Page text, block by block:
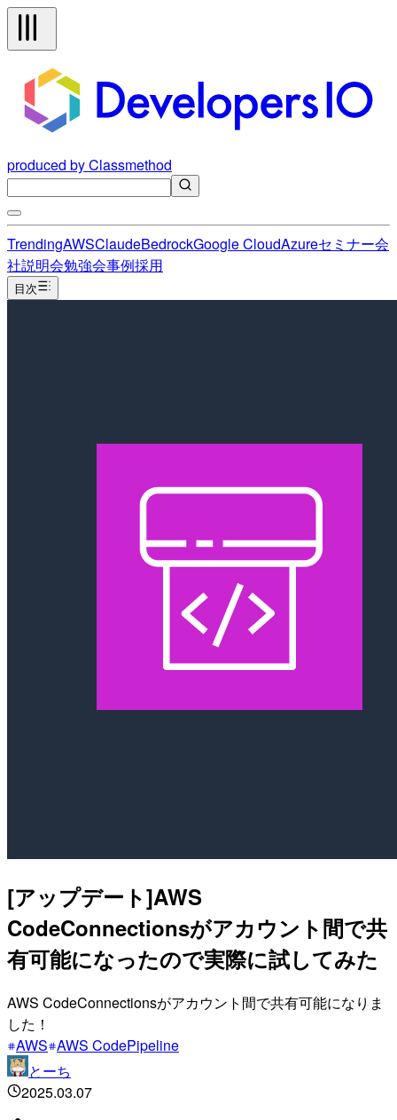
produced by Classmethod
TrendingAWSClaudeBedrockGoogle CloudAzureセミナー会
社説明会勉強会事例採用
目次
[アップデート]AWS
CodeConnectionsがアカウント間で共
有可能になったので実際に試してみた
AWS CodeConnectionsがアカウント間で共有可能になりま
した！
AWS AWS CodePipeline
とーち
2025.03.07